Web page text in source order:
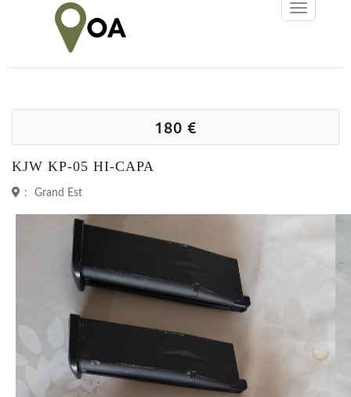
180 €
KJW KP-05 HI-CAPA
: Grand Est